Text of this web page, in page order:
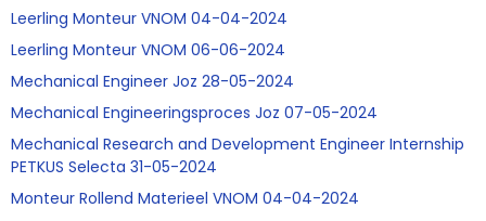
Leerling Monteur VNOM 04-04-2024
Leerling Monteur VNOM 06-06-2024
Mechanical Engineer Joz 28-05-2024
Mechanical Engineeringsproces Joz 07-05-2024
Mechanical Research and Development Engineer Internship
PETKUS Selecta 31-05-2024
Monteur Rollend Materieel VNOM 04-04-2024